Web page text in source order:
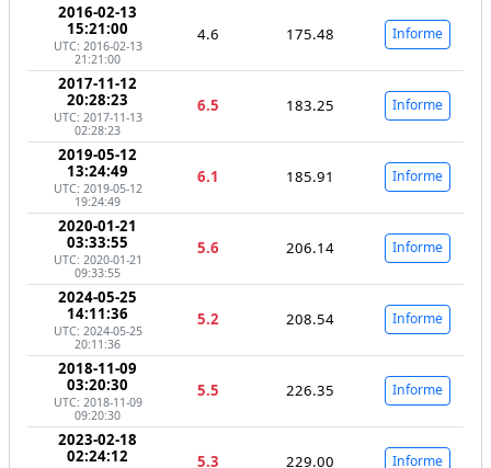
2016-02-13
15:21:00
UTC: 2016-02-13
21:21:00
4.6 175.48 Informe
2017-11-12
20:28:23
UTC: 2017-11-13
02:28:23
6.5 183.25 Informe
2019-05-12
13:24:49
UTC: 2019-05-12
19:24:49
6.1 185.91 Informe
2020-01-21
03:33:55
UTC: 2020-01-21
09:33:55
5.6 206.14 Informe
2024-05-25
14:11:36
UTC: 2024-05-25
20:11:36
5.2 208.54 Informe
2018-11-09
03:20:30
UTC: 2018-11-09
09:20:30
5.5 226.35 Informe
2023-02-18
02:24:12
5.3 229.00 Informe